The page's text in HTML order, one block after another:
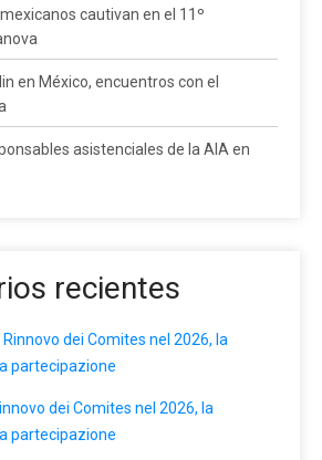
cautivan en el 11º
en México, encuentros con el
asistenciales de la AIA en
recientes
Rinnovo dei Comites nel 2026, la
partecipazione
dei Comites nel 2026, la
partecipazione